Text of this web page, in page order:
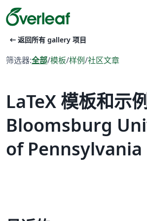
arrow_left_alt 返回所有 gallery 项目
筛选器:全部/模板/样例/社区文章
LaTeX 模板和示
Bloomsburg
of Pennsylvania